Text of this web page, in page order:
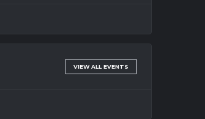
VIEW ALL EVENTS